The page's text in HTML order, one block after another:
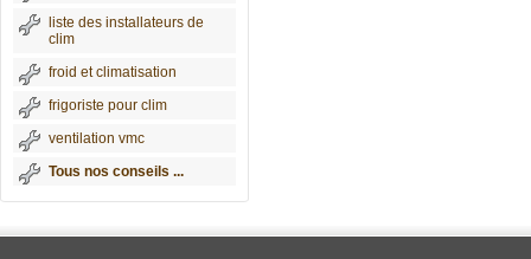
liste des installateurs de
clim
froid et climatisation
frigoriste pour clim
ventilation vmc
Tous nos conseils ...